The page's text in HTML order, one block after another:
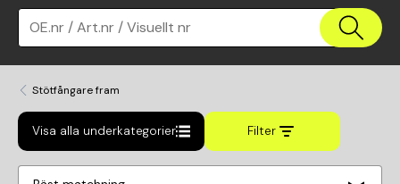
OE.nr / Art.nr / Visuellt nr
Stötfångare fram
Visa alla underkategorier Filter